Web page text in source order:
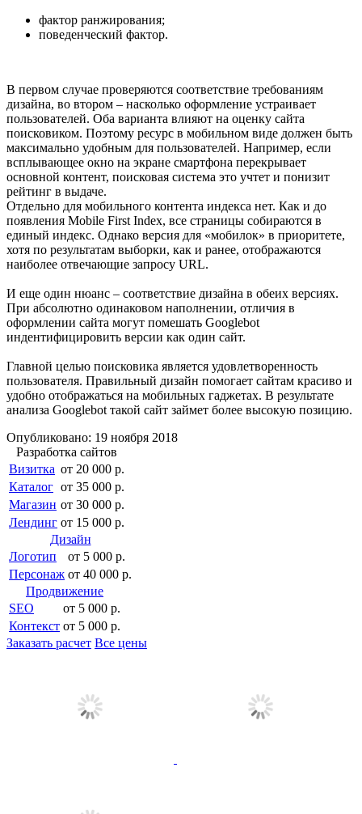
фактор ранжирования;
поведенческий фактор.
В первом случае проверяются соответствие требованиям
дизайна, во втором – насколько оформление устраивает
пользователей. Оба варианта влияют на оценку сайта
поисковиком. Поэтому ресурс в мобильном виде должен быть
максимально удобным для пользователей. Например, если
всплывающее окно на экране смартфона перекрывает
основной контент, поисковая система это учтет и понизит
рейтинг в выдаче.
Отдельно для мобильного контента индекса нет. Как и до
появления Mobile First Index, все страницы собираются в
единый индекс. Однако версия для «мобилок» в приоритете,
хотя по результатам выборки, как и ранее, отображаются
наиболее отвечающие запросу URL.
И еще один нюанс – соответствие дизайна в обеих версиях.
При абсолютно одинаковом наполнении, отличия в
оформлении сайта могут помешать Googlebot
индентифицировить версии как один сайт.
Главной целью поисковика является удовлетворенность
пользователя. Правильный дизайн помогает сайтам красиво и
удобно отображаться на мобильных гаджетах. В результате
анализа Googlebot такой сайт займет более высокую позицию.
Опубликовано: 19 ноября 2018
Разработка сайтов
Визитка от 20 000 р.
Каталог от 35 000 р.
Магазин от 30 000 р.
Лендинг от 15 000 р.
Дизайн
Логотип
от 5 000 р.
Персонаж от 40 000 р.
Продвижение
SEO
от 5 000 р.
Контекст от 5 000 р.
Заказать расчет Все цены